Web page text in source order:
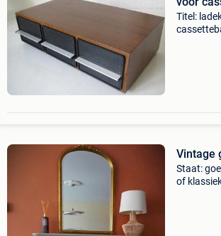
Titel:
Vintage
Staat:
of